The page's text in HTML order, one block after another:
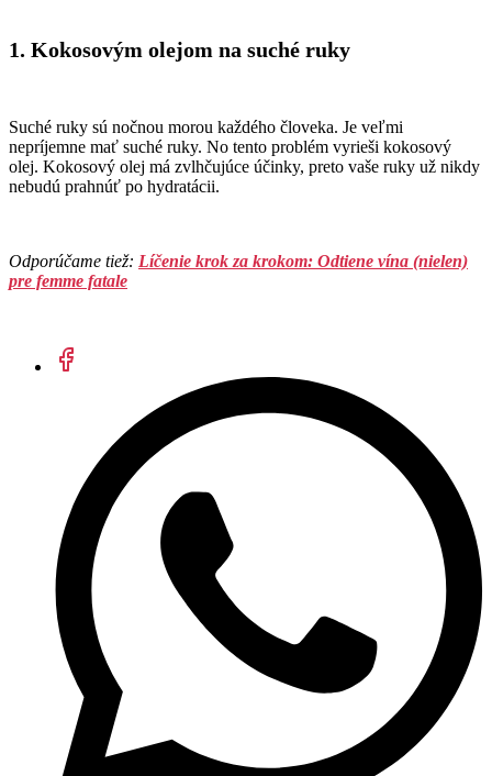
1. Kokosovým olejom na suché ruky
Suché ruky sú nočnou morou každého človeka. Je veľmi
nepríjemne mať suché ruky. No tento problém vyrieši kokosový
olej. Kokosový olej má zvlhčujúce účinky, preto vaše ruky už nikdy
nebudú prahnúť po hydratácii.
Odporúčame tiež: Líčenie krok za krokom: Odtiene vína (nielen)
pre femme fatale